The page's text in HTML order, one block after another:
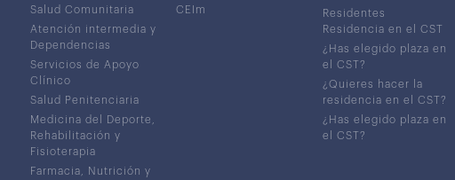
Salud Comunitaria
Atención intermedia y
Dependencias
Servicios de Apoyo
Clínico
Salud Penitenciaria
Medicina del Deporte,
Rehabilitación y
Fisioterapia
Farmacia, Nutrición y
CEIm
Residentes
Residencia en el CST
¿Has elegido plaza en
el CST?
¿Quieres hacer la
residencia en el CST?
¿Has elegido plaza en
el CST?